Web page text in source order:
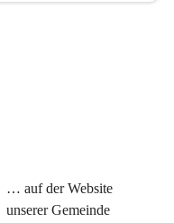
… auf der Website
unserer Gemeinde